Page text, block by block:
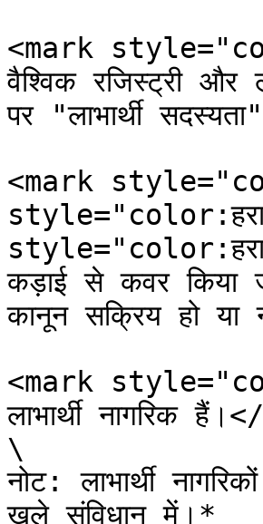
<mark
वैश्विक रजिस्ट्री और
पर "लाभार्थी
<mark
कड़ाई से कवर किया
कानून सक्रिय हो या
<mark
लाभार्थी नागरिक
\
नोट: लाभार्थी
खुले संविधान में।*